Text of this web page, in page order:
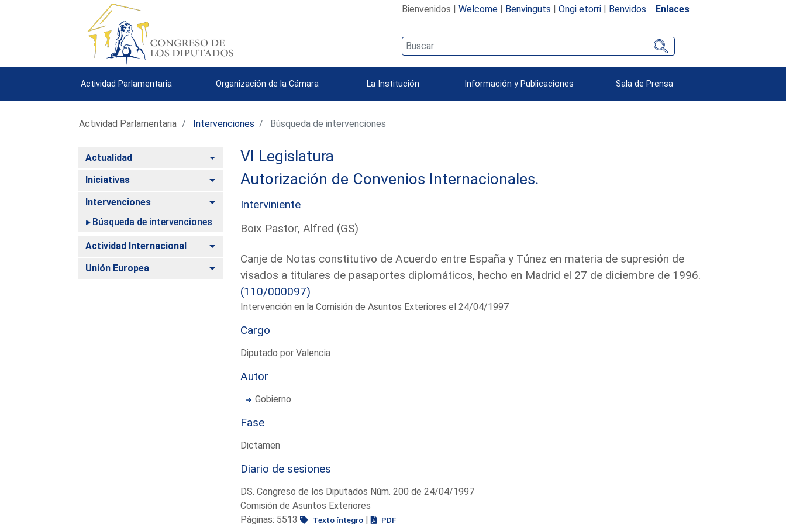
Bienvenidos | Welcome| Benvinguts | Ongi etorri| Benvidos Enlaces
Actividad Parlamentaria Organización de la Cámara La Institución Información y Publicaciones Sala de Prensa
Actividad Parlamentaria Intervenciones Búsqueda de intervenciones
Actualidad Alternar
Iniciativas Alternar
Intervenciones
Alternar
Búsqueda de intervenciones
Actividad Internacional Alternar
Unión Europea Alternar
VI Legislatura
Autorización de Convenios Internacionales.
Interviniente
Boix Pastor, Alfred (GS)
Canje de Notas constitutivo de Acuerdo entre España y Túnez en materia de supresión de
visados a titulares de pasaportes diplomáticos, hecho en Madrid el 27 de diciembre de 1996.
(110/000097)
Intervención en la Comisión de Asuntos Exteriores el 24/04/1997
Cargo
Diputado por Valencia
Autor
Gobierno
Fase
Dictamen
Diario de sesiones
DS. Congreso de los Diputados Núm. 200 de 24/04/1997
Comisión de Asuntos Exteriores
Páginas: 5513
Texto íntegro| PDF